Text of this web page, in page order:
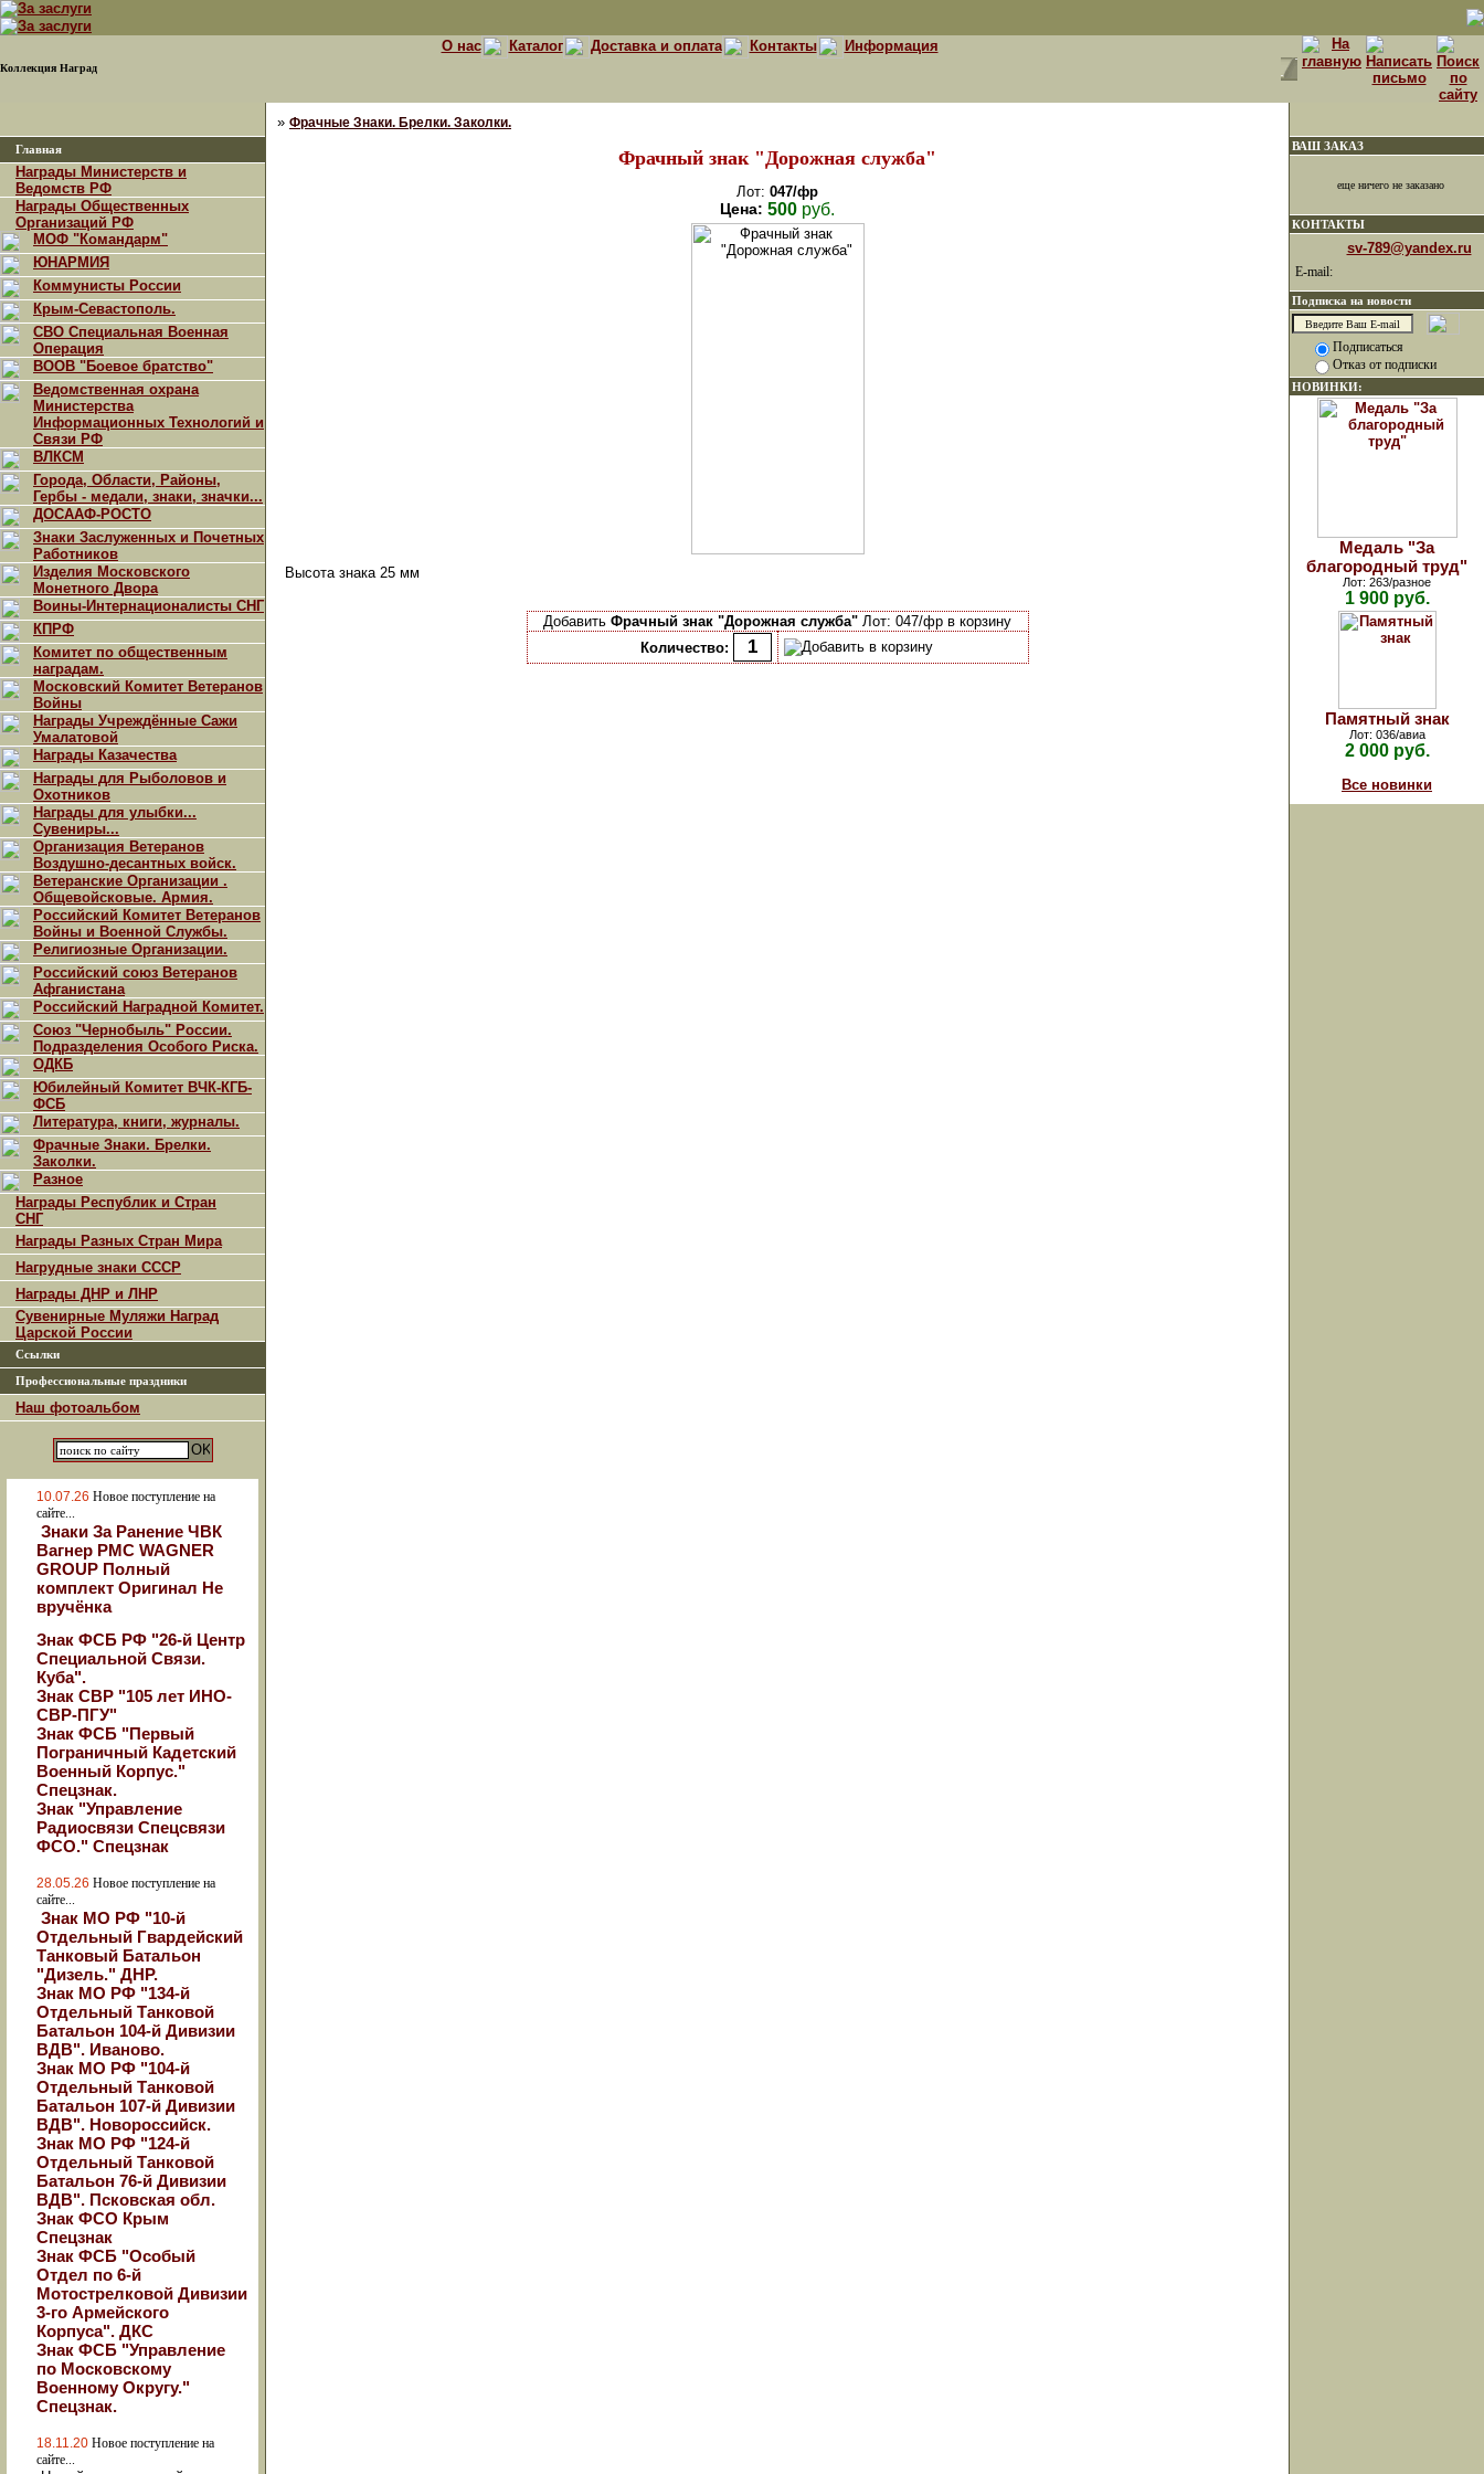
Коллекция Наград
О нас Каталог Доставка и оплата Контакты Информация
Главная
Награды Министерств и
Ведомств РФ
Награды Общественных
Организаций РФ
МОФ "Командарм"
ЮНАРМИЯ
Коммунисты России
Крым-Севастополь.
СВО Специальная Военная
Операция
ВООВ "Боевое братство"
Ведомственная охрана
Министерства
Информационных Технологий и
Связи РФ
ВЛКСМ
Города, Области, Районы,
Гербы - медали, знаки, значки...
ДОСААФ-РОСТО
Знаки Заслуженных и Почетных
Работников
Изделия Московского
Монетного Двора
Воины-Интернационалисты СНГ
КПРФ
Комитет по общественным
наградам.
Московский Комитет Ветеранов
Войны
Награды Учреждённые Сажи
Умалатовой
Награды Казачества
Награды для Рыболовов и
Охотников
Награды для улыбки...
Сувениры...
Организация Ветеранов
Воздушно-десантных войск.
Ветеранские Организации .
Общевойсковые. Армия.
Российский Комитет Ветеранов
Войны и Военной Службы.
Религиозные Организации.
Российский союз Ветеранов
Афганистана
Российский Наградной Комитет.
Союз "Чернобыль" России.
Подразделения Особого Риска.
ОДКБ
Юбилейный Комитет ВЧК-КГБ-
ФСБ
Литература, книги, журналы.
Фрачные Знаки. Брелки.
Заколки.
Разное
Награды Республик и Стран
СНГ
Награды Разных Стран Мира
Нагрудные знаки СССР
Награды ДНР и ЛНР
Сувенирные Муляжи Наград
Царской России
Ссылки
Профессиональные праздники
Наш фотоальбом
10.07.26 Новое поступление на
сайте...
Знаки За Ранение ЧВК
Вагнер РМС WAGNER
GROUP Полный
комплект Оригинал Не
вручёнка
Знак ФСБ РФ "26-й Центр
Специальной Связи.
Куба".
Знак СВР "105 лет ИНО-
СВР-ПГУ"
Знак ФСБ "Первый
Пограничный Кадетский
Военный Корпус."
Спецзнак.
Знак "Управление
Радиосвязи Спецсвязи
ФСО." Спецзнак
28.05.26 Новое поступление на
сайте...
Знак МО РФ "10-й
Отдельный Гвардейский
Танковый Батальон
"Дизель." ДНР.
Знак МО РФ "134-й
Отдельный Танковой
Батальон 104-й Дивизии
ВДВ". Иваново.
Знак МО РФ "104-й
Отдельный Танковой
Батальон 107-й Дивизии
ВДВ". Новороссийск.
Знак МО РФ "124-й
Отдельный Танковой
Батальон 76-й Дивизии
ВДВ". Псковская обл.
Знак ФСО Крым
Спецзнак
Знак ФСБ "Особый
Отдел по 6-й
Мотострелковой Дивизии
3-го Армейского
Корпуса". ДКС
Знак ФСБ "Управление
по Московскому
Военному Округу."
Спецзнак.
18.11.20 Новое поступление на
сайте...
» Фрачные Знаки. Брелки. Заколки.
Фрачный знак "Дорожная служба"
Лот: 047/фр
Цена: 500 руб.
Высота знака 25 мм
Добавить Фрачный знак "Дорожная служба" Лот: 047/фр в корзину
Количество:
ВАШ ЗАКАЗ
еще ничего не заказано
КОНТАКТЫ
sv-789@yandex.ru
E-mail:
Подписка на новости
Подписаться
Отказ от подписки
НОВИНКИ:
Медаль "За
благородный труд"
Лот: 263/разное
1 900 руб.
Памятный знак
Лот: 036/авиа
2 000 руб.
Все новинки